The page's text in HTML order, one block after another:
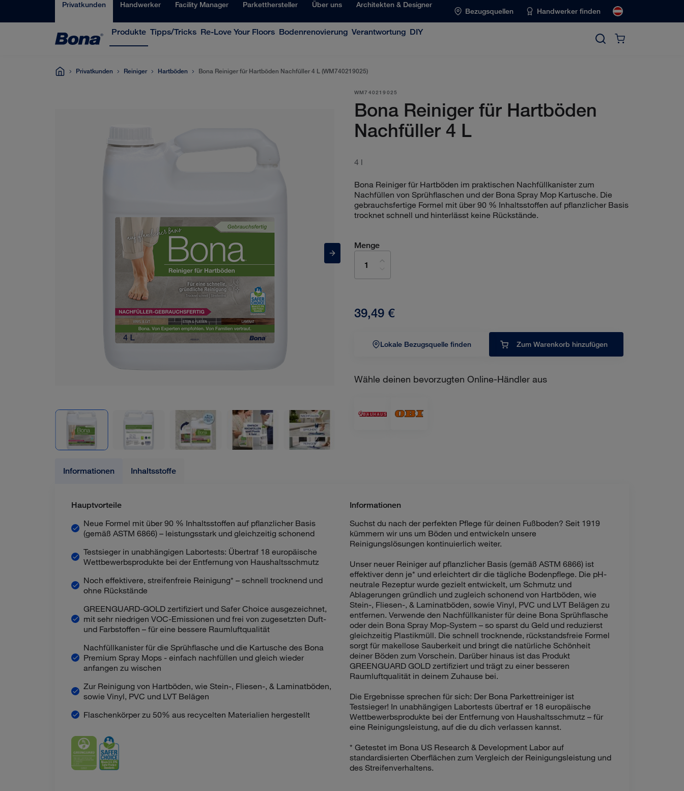
Privatkunden Handwerker Facility Manager Parketthersteller Über uns Architekten & Designer
Bezugsquellen Handwerker finden
Produkte Tipps/Tricks Re-Love Your Floors Bodenrenovierung Verantwortung DIY
Privatkunden Reiniger Hartböden Bona Reiniger für Hartböden Nachfüller 4 L (WM740219025)
WM740219025
Bona Reiniger für Hartböden
Nachfüller 4 L
4 l
Bona Reiniger für Hartböden im praktischen Nachfüllkanister zum
Nachfüllen von Sprühflaschen und der Bona Spray Mop Kartusche. Die
gebrauchsfertige Formel mit über 90 % Inhaltsstoffen auf pflanzlicher Basis
trocknet schnell und hinterlässt keine Rückstände.
Menge
39,49 €
Zum Warenkorb hinzufügen
Lokale Bezugsquelle finden
Wähle deinen bevorzugten Online-Händler aus
Informationen Inhaltsstoffe
Hauptvorteile
Neue Formel mit über 90 % Inhaltsstoffen auf pflanzlicher Basis
(gemäß ASTM 6866) – leistungsstark und gleichzeitig schonend
Testsieger in unabhängigen Labortests: Übertraf 18 europäische
Wettbewerbsprodukte bei der Entfernung von Haushaltsschmutz
Noch effektivere, streifenfreie Reinigung* – schnell trocknend und
ohne Rückstände
GREENGUARD-GOLD zertifiziert und Safer Choice ausgezeichnet,
mit sehr niedrigen VOC-Emissionen und frei von zugesetzten Duft-
und Farbstoffen – für eine bessere Raumluftqualität
Nachfüllkanister für die Sprühflasche und die Kartusche des Bona
Premium Spray Mops - einfach nachfüllen und gleich wieder
anfangen zu wischen
Zur Reinigung von Hartböden, wie Stein-, Fliesen-, & Laminatböden,
sowie Vinyl, PVC und LVT Belägen
Flaschenkörper zu 50% aus recycelten Materialien hergestellt
Informationen
Suchst du nach der perfekten Pflege für deinen Fußboden? Seit 1919
kümmern wir uns um Böden und entwickeln unsere
Reinigungslösungen kontinuierlich weiter.
Unser neuer Reiniger auf pflanzlicher Basis (gemäß ASTM 6866) ist
effektiver denn je* und erleichtert dir die tägliche Bodenpflege. Die pH-
neutrale Rezeptur wurde gezielt entwickelt, um Schmutz und
Ablagerungen gründlich und zugleich schonend von Hartböden, wie
Stein-, Fliesen-, & Laminatböden, sowie Vinyl, PVC und LVT Belägen zu
entfernen. Verwende den Nachfüllkanister für deine Bona Sprühflasche
oder dein Bona Spray Mop-System – so sparst du Geld und reduzierst
gleichzeitig Plastikmüll. Die schnell trocknende, rückstandsfreie Formel
sorgt für makellose Sauberkeit und bringt die natürliche Schönheit
deiner Böden zum Vorschein. Darüber hinaus ist das Produkt
GREENGUARD GOLD zertifiziert und trägt zu einer besseren
Raumluftqualität in deinem Zuhause bei.
Die Ergebnisse sprechen für sich: Der Bona Parkettreiniger ist
Testsieger! In unabhängigen Labortests übertraf er 18 europäische
Wettbewerbsprodukte bei der Entfernung von Haushaltsschmutz – für
eine Reinigungsleistung, auf die du dich verlassen kannst.
* Getestet im Bona US Research & Development Labor auf
standardisierten Oberflächen zum Vergleich der Reinigungsleistung und
des Streifenverhaltens.